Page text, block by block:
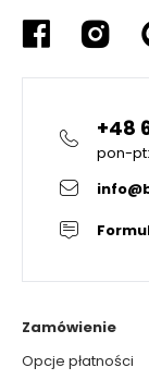
+48
pon-
Zamówienie
Opcje płatności